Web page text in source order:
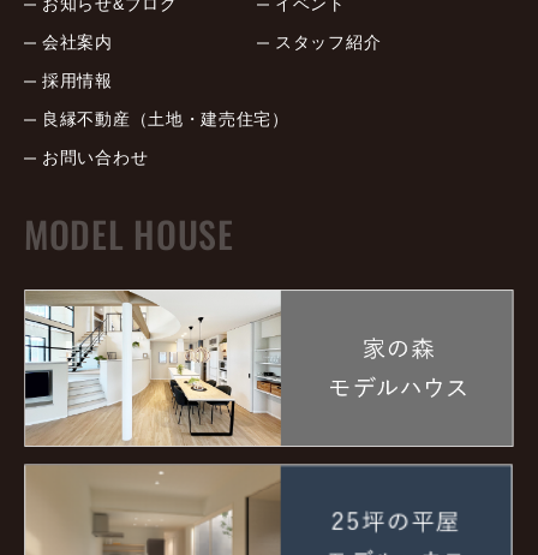
会社案内
スタッフ紹介
採用情報
良縁不動産（土地・建売住宅）
お問い合わせ
MODEL HOUSE